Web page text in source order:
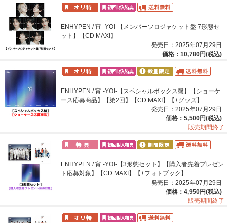
ENHYPEN / 宵 -YOI-【メンバーソロジャケット盤 7形態セ
ット】【CD MAXI】
発売日：2025年07月29日
価格：10,780円(税込)
ENHYPEN / 宵 -YOI-【スペシャルボックス盤】【ショーケ
ース応募商品】【第2回】【CD MAXI】【+グッズ】
発売日：2025年07月29日
価格：5,500円(税込)
販売期間終了
ENHYPEN / 宵 -YOI-【3形態セット】【購入者先着プレゼン
ト応募対象】【CD MAXI】【+フォトブック】
発売日：2025年07月29日
価格：4,950円(税込)
販売期間終了